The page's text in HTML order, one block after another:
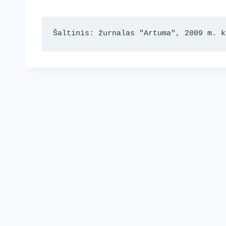
Šaltinis: žurnalas "Artuma", 2009 m.